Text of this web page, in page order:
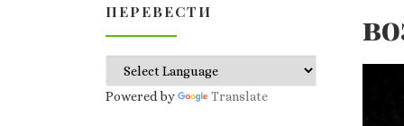
ПЕРЕВЕСТИ
Powered by Translate